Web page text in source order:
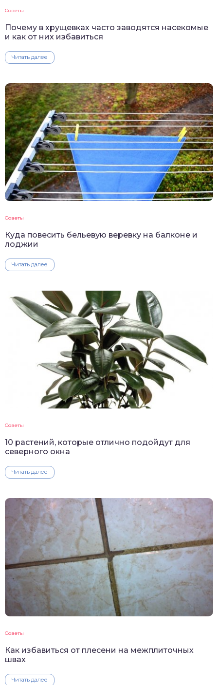
Советы
Почему в хрущевках часто заводятся насекомые
и как от них избавиться
Читать далее
Советы
Куда повесить бельевую веревку на балконе и
лоджии
Читать далее
Советы
10 растений, которые отлично подойдут для
северного окна
Читать далее
Советы
Как избавиться от плесени на межплиточных
швах
Читать далее